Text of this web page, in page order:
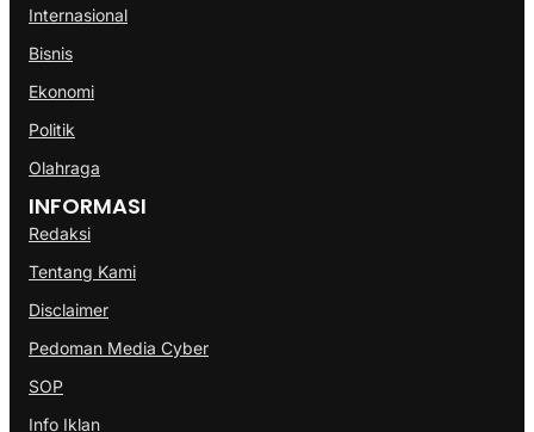
Internasional
Bisnis
Ekonomi
Politik
Olahraga
INFORMASI
Redaksi
Tentang Kami
Disclaimer
Pedoman Media Cyber
SOP
Info Iklan